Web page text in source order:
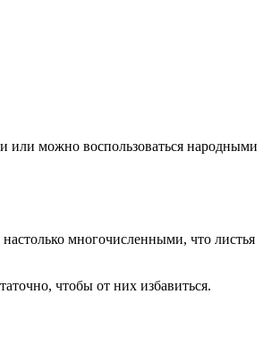
или можно воспользоваться народными
многочисленными, что листья
чтобы от них избавиться.